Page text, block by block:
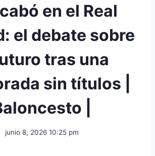
en el Real
el debate sobre
tras una
sin títulos |
|
junio 8, 2026 10:25 pm